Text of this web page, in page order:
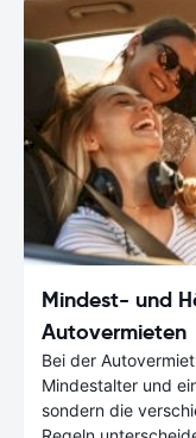
Mindest- und
Autovermieten
Bei der
Mindestalter und
sondern die